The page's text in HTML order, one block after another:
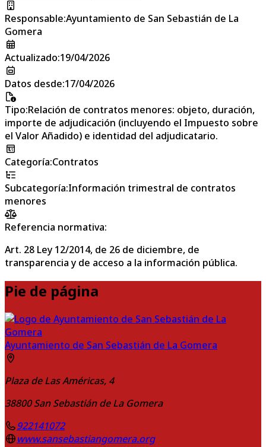
Responsable:Ayuntamiento de San Sebastián de La
Gomera
Actualizado:19/04/2026
Datos desde:17/04/2026
Tipo:Relación de contratos menores: objeto, duración,
importe de adjudicación (incluyendo el Impuesto sobre
el Valor Añadido) e identidad del adjudicatario.
Categoría:Contratos
Subcategoría:Información trimestral de contratos
menores
Referencia normativa:
Art. 28 Ley 12/2014, de 26 de diciembre, de
transparencia y de acceso a la información pública.
Pie de página
Ayuntamiento de San Sebastián de La Gomera
Plaza de Las Américas, 4
38800 San Sebastián de La Gomera
922141072
www.sansebastiangomera.org